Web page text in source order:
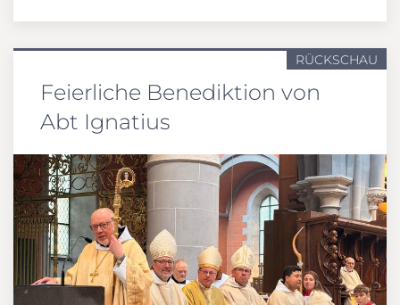
RÜCKSCHAU
Feierliche Benediktion von
Abt Ignatius